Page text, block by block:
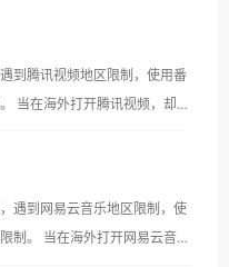
到腾讯视频地区限制，使用番
突
出现地区及版权限制问题，且
朋友们，
遇到网易云音乐地区限制，使
网易云音